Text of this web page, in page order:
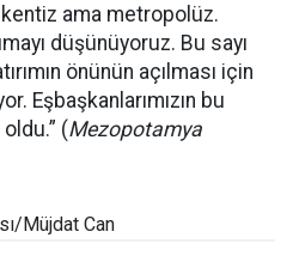
ama metropolüz.
düşünüyoruz. Bu sayı
önünün açılması için
Eşbaşkanlarımızın bu
(Mezopotamya
Müjdat Can